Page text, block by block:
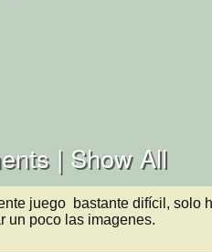
| Show All
juego  bastante difícil, solo
un poco las imagenes.